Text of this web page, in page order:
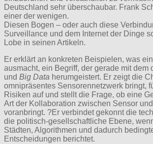
Deutschland sehr überschaubar. Frank
einer der wenigen.
Diesen Bogen – oder auch diese
Surveillance und dem Internet der Dinge
Lobe in seinen Artikeln.
Er erklärt an konkreten Beispielen, was
ausmacht, ein Begriff, der gerade mit dem
und Big Data herumgeistert. Er zeigt die
omnipräsentes Sensorennetzwerk bringt,
Risiken auf und stellt die Frage, ob eine
Art der Kollaboration zwischen Sensor
voranbringt. ?Er verbindet gekonnt die
die politisch-gesellschaftliche Ebene,
Städten, Algorithmen und dadurch
Entscheidungen berichtet.